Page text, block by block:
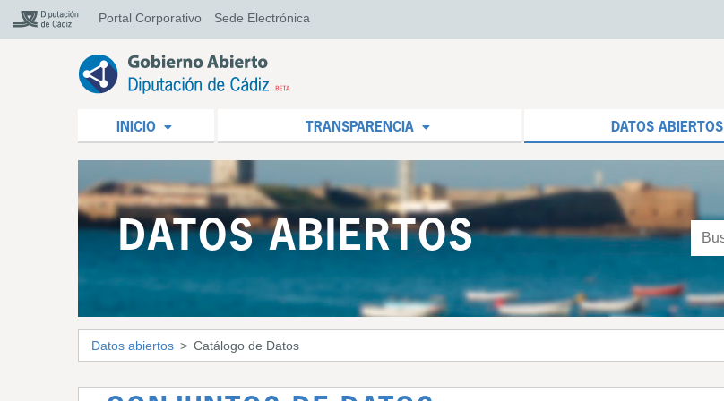
Portal Corporativo Sede Electrónica
INICIO TRANSPARENCIA DATOS ABIERTOS
DATOS ABIERTOS
Datos abiertos Catálogo de Datos